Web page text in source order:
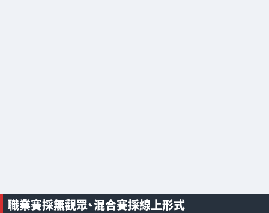
職業賽採無觀眾、混合賽採線上形式